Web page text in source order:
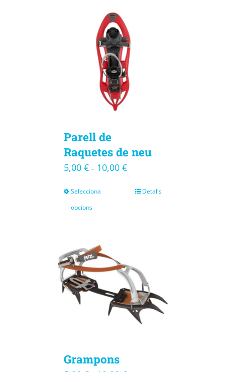
Parell de
Raquetes de neu
5,00 €– 10,00 €
Selecciona
opcions
Detalls
Grampons